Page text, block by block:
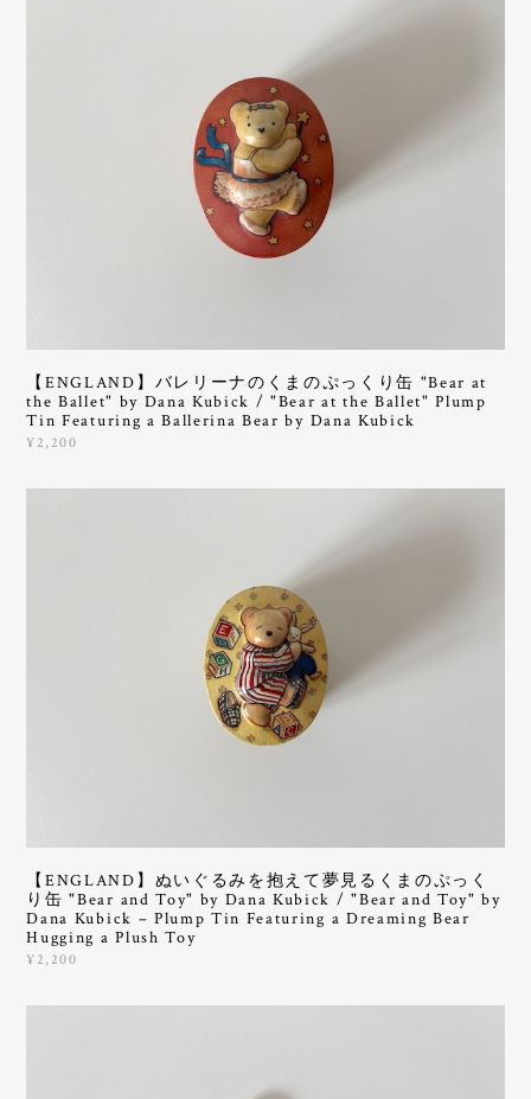
【ENGLAND】バレリーナのくまのぷっくり缶 "Bear at
the Ballet" by Dana Kubick / "Bear at the Ballet" Plump
Tin Featuring a Ballerina Bear by Dana Kubick
¥2,200
【ENGLAND】ぬいぐるみを抱えて夢見るくまのぷっく
り缶 "Bear and Toy" by Dana Kubick / "Bear and Toy" by
Dana Kubick – Plump Tin Featuring a Dreaming Bear
Hugging a Plush Toy
¥2,200